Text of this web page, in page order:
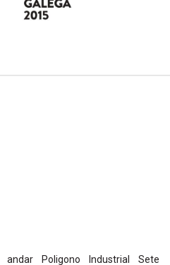
Poligono Industrial Sete